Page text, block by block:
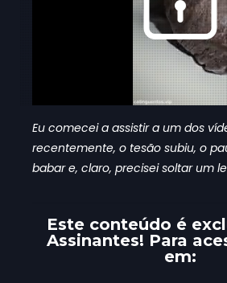
Eu comecei a assistir a um dos
recentemente, o tesão subiu, o
babar e, claro, precisei soltar um
Este conteúdo é
Assinantes! Para
em: